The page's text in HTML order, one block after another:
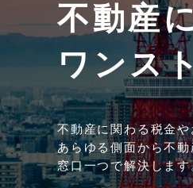
不動産
ワンス
不動産に関わる税金
あらゆる側面から不
窓口一つで解決します